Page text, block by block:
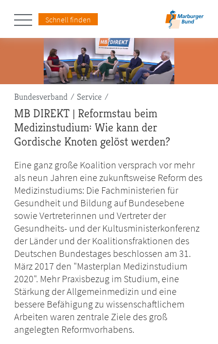
Schnell finden
Pfadnavigation
Bundesverband Service
MB DIREKT | Reformstau beim
Medizinstudium: Wie kann der
Gordische Knoten gelöst werden?
Eine ganz große Koalition versprach vor mehr
als neun Jahren eine zukunftsweise Reform des
Medizinstudiums: Die Fachministerien für
Gesundheit und Bildung auf Bundesebene
sowie Vertreterinnen und Vertreter der
Gesundheits- und der Kultusministerkonferenz
der Länder und der Koalitionsfraktionen des
Deutschen Bundestages beschlossen am 31.
März 2017 den "Masterplan Medizinstudium
2020". Mehr Praxisbezug im Studium, eine
Stärkung der Allgemeinmedizin und eine
bessere Befähigung zu wissenschaftlichem
Arbeiten waren zentrale Ziele des groß
angelegten Reformvorhabens.